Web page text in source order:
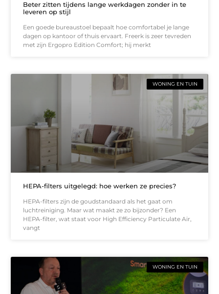
Beter zitten tijdens lange werkdagen zonder in te
leveren op stijl
Een goede bureaustoel bepaalt hoe comfortabel je lange
dagen op kantoor of thuis ervaart. Freerk is zeer tevreden
met zijn Ergopro Edition Comfort; hij merkt
WONING EN TUIN
HEPA-filters uitgelegd: hoe werken ze precies?
HEPA-filters zijn de goudstandaard als het gaat om
luchtreiniging. Maar wat maakt ze zo bijzonder? Een
HEPA-filter, wat staat voor High Efficiency Particulate Air,
vangt
WONING EN TUIN